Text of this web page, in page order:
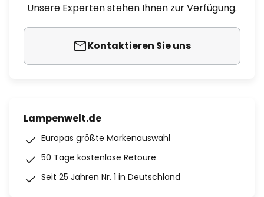
Unsere Experten stehen Ihnen zur Verfügung.
Kontaktieren Sie uns
Lampenwelt.de
Europas größte Markenauswahl
50 Tage kostenlose Retoure
Seit 25 Jahren Nr. 1 in Deutschland